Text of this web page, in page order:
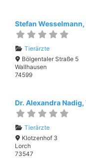
Tierärzte
Bölgentaler Straße 5
Wallhausen
74599
Tierärzte
Klotzenhof 3
Lorch
73547